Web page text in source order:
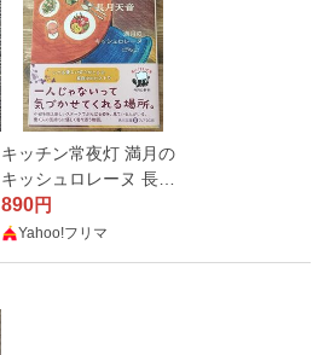
キッチン常夜灯 満月の
キッシュロレーヌ 長月
天音 筆者直筆サイン本
890円
Yahoo!フリマ